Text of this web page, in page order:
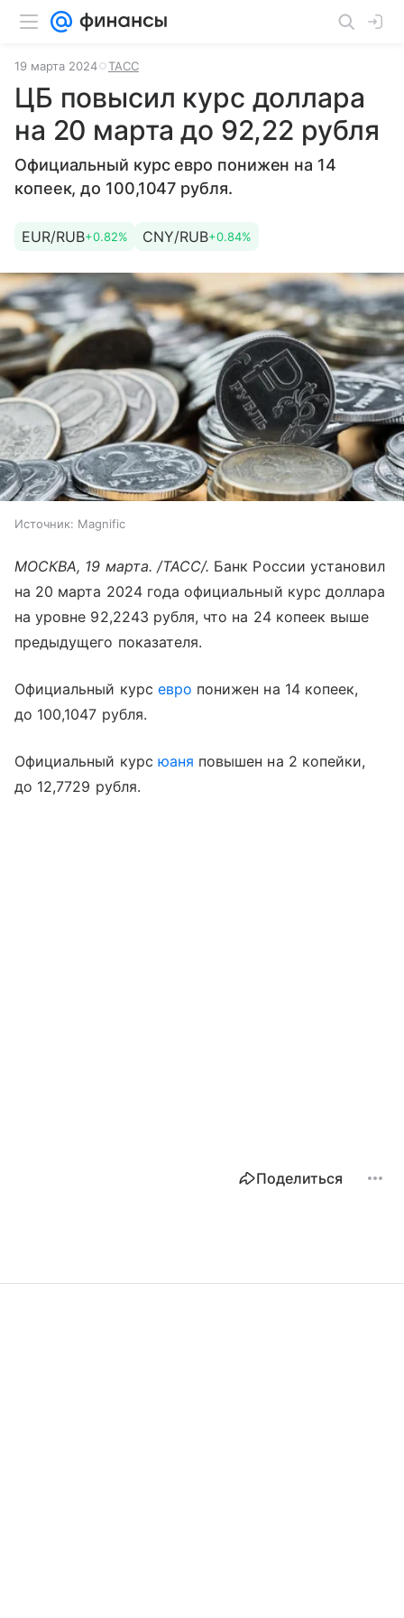
19 марта 2024 ТАСС
ЦБ повысил курс доллара
на 20 марта до 92,22 рубля
Официальный курс евро понижен на 14
копеек, до 100,1047 рубля.
EUR/RUB+0.82% CNY/RUB+0.84%
Источник: Magnific
МОСКВА, 19 марта. /ТАСС/. Банк России установил
на 20 марта 2024 года официальный курс доллара
на уровне 92,2243 рубля, что на 24 копеек выше
предыдущего показателя.
Официальный курс евро понижен на 14 копеек,
до 100,1047 рубля.
Официальный курс юаня повышен на 2 копейки,
до 12,7729 рубля.
Поделиться